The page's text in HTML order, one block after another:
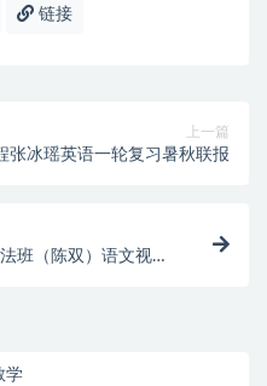
链接
上一篇
张冰瑶英语一轮复习暑秋联报
班（陈双）语文视频
学